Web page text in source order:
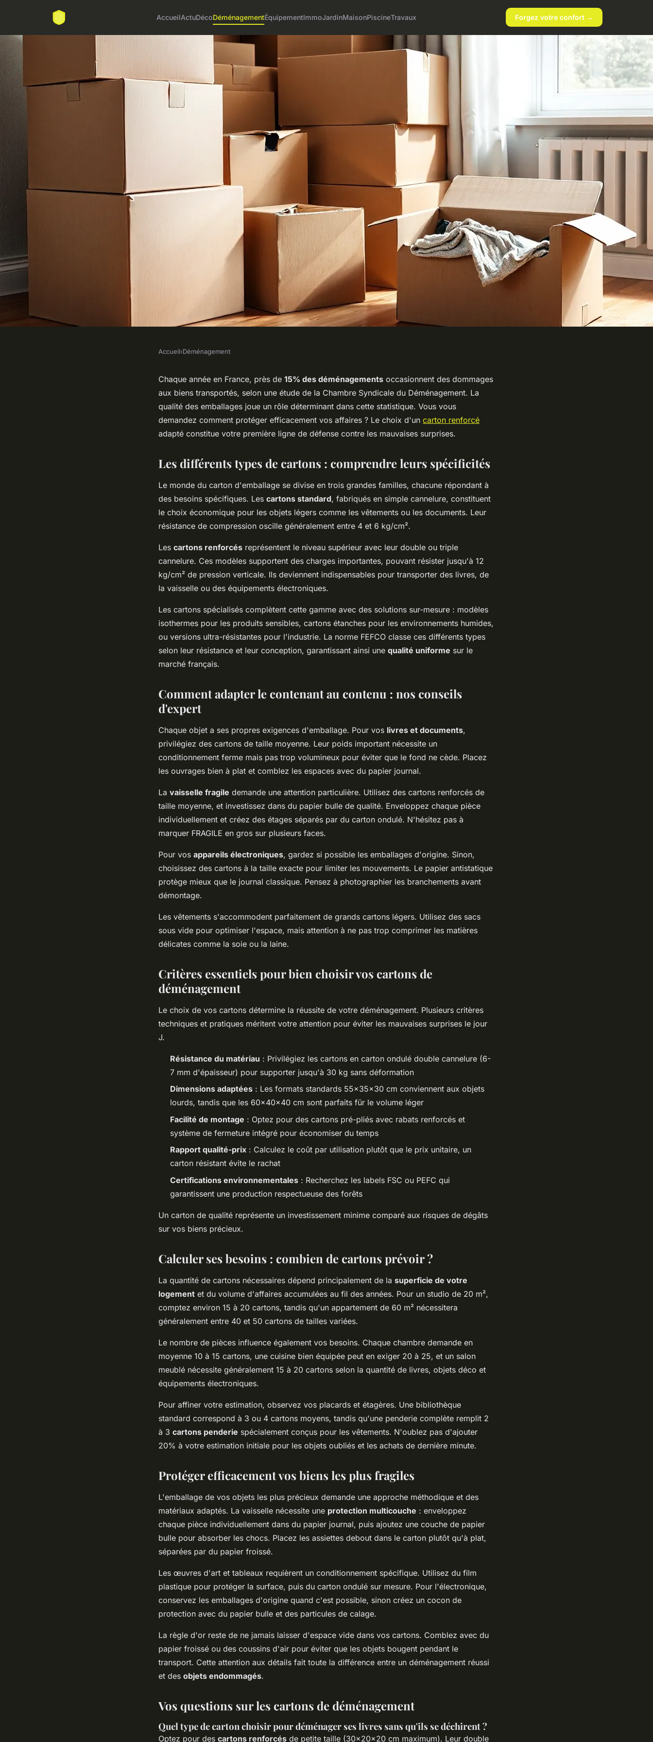
AccueilActuDécoDéménagementÉquipementImmoJardinMaisonPiscineTravaux Forgez votre confort →
Choisir le bon carton déménagement
pour protéger vos biens
8 min de lecture
Accueil›Déménagement
Chaque année en France, près de 15% des déménagements occasionnent des dommages
aux biens transportés, selon une étude de la Chambre Syndicale du Déménagement. La
qualité des emballages joue un rôle déterminant dans cette statistique. Vous vous
demandez comment protéger efficacement vos affaires ? Le choix d'un carton renforcé
adapté constitue votre première ligne de défense contre les mauvaises surprises.
Les différents types de cartons : comprendre leurs spécificités
Le monde du carton d'emballage se divise en trois grandes familles, chacune répondant à
des besoins spécifiques. Les cartons standard, fabriqués en simple cannelure, constituent
le choix économique pour les objets légers comme les vêtements ou les documents. Leur
résistance de compression oscille généralement entre 4 et 6 kg/cm².
Les cartons renforcés représentent le niveau supérieur avec leur double ou triple
cannelure. Ces modèles supportent des charges importantes, pouvant résister jusqu'à 12
kg/cm² de pression verticale. Ils deviennent indispensables pour transporter des livres, de
la vaisselle ou des équipements électroniques.
Les cartons spécialisés complètent cette gamme avec des solutions sur-mesure : modèles
isothermes pour les produits sensibles, cartons étanches pour les environnements humides,
ou versions ultra-résistantes pour l'industrie. La norme FEFCO classe ces différents types
selon leur résistance et leur conception, garantissant ainsi une qualité uniforme sur le
marché français.
Comment adapter le contenant au contenu : nos conseils
d'expert
Chaque objet a ses propres exigences d'emballage. Pour vos livres et documents,
privilégiez des cartons de taille moyenne. Leur poids important nécessite un
conditionnement ferme mais pas trop volumineux pour éviter que le fond ne cède. Placez
les ouvrages bien à plat et comblez les espaces avec du papier journal.
La vaisselle fragile demande une attention particulière. Utilisez des cartons renforcés de
taille moyenne, et investissez dans du papier bulle de qualité. Enveloppez chaque pièce
individuellement et créez des étages séparés par du carton ondulé. N'hésitez pas à
marquer FRAGILE en gros sur plusieurs faces.
Pour vos appareils électroniques, gardez si possible les emballages d'origine. Sinon,
choisissez des cartons à la taille exacte pour limiter les mouvements. Le papier antistatique
protège mieux que le journal classique. Pensez à photographier les branchements avant
démontage.
Les vêtements s'accommodent parfaitement de grands cartons légers. Utilisez des sacs
sous vide pour optimiser l'espace, mais attention à ne pas trop comprimer les matières
délicates comme la soie ou la laine.
Critères essentiels pour bien choisir vos cartons de
déménagement
Le choix de vos cartons détermine la réussite de votre déménagement. Plusieurs critères
techniques et pratiques méritent votre attention pour éviter les mauvaises surprises le jour
J.
Résistance du matériau : Privilégiez les cartons en carton ondulé double cannelure (6-
7 mm d'épaisseur) pour supporter jusqu'à 30 kg sans déformation
Dimensions adaptées : Les formats standards 55x35x30 cm conviennent aux objets
lourds, tandis que les 60x40x40 cm sont parfaits für le volume léger
Facilité de montage : Optez pour des cartons pré-pliés avec rabats renforcés et
système de fermeture intégré pour économiser du temps
Rapport qualité-prix : Calculez le coût par utilisation plutôt que le prix unitaire, un
carton résistant évite le rachat
Certifications environnementales : Recherchez les labels FSC ou PEFC qui
garantissent une production respectueuse des forêts
Un carton de qualité représente un investissement minime comparé aux risques de dégâts
sur vos biens précieux.
Calculer ses besoins : combien de cartons prévoir ?
La quantité de cartons nécessaires dépend principalement de la superficie de votre
logement et du volume d'affaires accumulées au fil des années. Pour un studio de 20 m²,
comptez environ 15 à 20 cartons, tandis qu'un appartement de 60 m² nécessitera
généralement entre 40 et 50 cartons de tailles variées.
Le nombre de pièces influence également vos besoins. Chaque chambre demande en
moyenne 10 à 15 cartons, une cuisine bien équipée peut en exiger 20 à 25, et un salon
meublé nécessite généralement 15 à 20 cartons selon la quantité de livres, objets déco et
équipements électroniques.
Pour affiner votre estimation, observez vos placards et étagères. Une bibliothèque
standard correspond à 3 ou 4 cartons moyens, tandis qu'une penderie complète remplit 2
à 3 cartons penderie spécialement conçus pour les vêtements. N'oublez pas d'ajouter
20% à votre estimation initiale pour les objets oubliés et les achats de dernière minute.
Protéger efficacement vos biens les plus fragiles
L'emballage de vos objets les plus précieux demande une approche méthodique et des
matériaux adaptés. La vaisselle nécessite une protection multicouche : enveloppez
chaque pièce individuellement dans du papier journal, puis ajoutez une couche de papier
bulle pour absorber les chocs. Placez les assiettes debout dans le carton plutôt qu'à plat,
séparées par du papier froissé.
Les œuvres d'art et tableaux requièrent un conditionnement spécifique. Utilisez du film
plastique pour protéger la surface, puis du carton ondulé sur mesure. Pour l'électronique,
conservez les emballages d'origine quand c'est possible, sinon créez un cocon de
protection avec du papier bulle et des particules de calage.
La règle d'or reste de ne jamais laisser d'espace vide dans vos cartons. Comblez avec du
papier froissé ou des coussins d'air pour éviter que les objets bougent pendant le
transport. Cette attention aux détails fait toute la différence entre un déménagement réussi
et des objets endommagés.
Vos questions sur les cartons de déménagement
Quel type de carton choisir pour déménager ses livres sans qu'ils se déchirent ?
Optez pour des cartons renforcés de petite taille (30x20x20 cm maximum). Leur double